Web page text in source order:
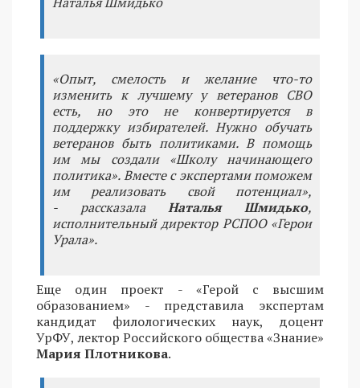
«Опыт, смелость и желание что-то
изменить к лучшему у ветеранов СВО
есть, но это не конвертируется в
поддержку избирателей. Нужно обучать
ветеранов быть политиками. В помощь
им мы создали «Школу начинающего
политика». Вместе с экспертами поможем
им реализовать свой потенциал»,
- рассказалаНаталья Шмидько,
исполнительный директор РСПОО «Герои
Урала».
Еще один проект - «Герой с высшим
образованием» - представила экспертам
кандидат филологических наук, доцент
УрФУ, лектор Российского общества «Знание»
Мария Плотникова.